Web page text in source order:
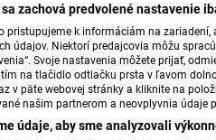
zachová predvolené nastavenie
k informáciám na zariadení,
údajov. Niektorí predajcovia môžu
Svoje nastavenia môžete prijať,
na tlačidlo odtlačku prsta v ľavom
v päte webovej stránky a kliknite na
našim partnerom a neovplyvnia údaje
údaje, aby sme analyzovali